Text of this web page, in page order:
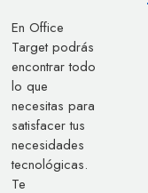
En Office
Target podrás
encontrar todo
lo que
necesitas para
satisfacer tus
necesidades
tecnológicas.
Te